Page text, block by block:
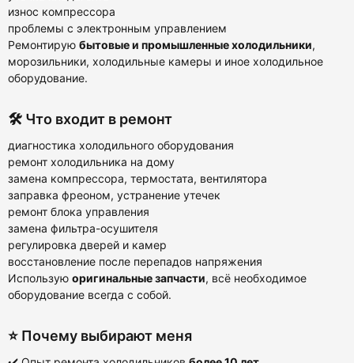
износ компрессора
проблемы с электронным управлением
Ремонтирую бытовые и промышленные холодильники,
морозильники, холодильные камеры и иное холодильное
оборудование.
🛠️ Что входит в ремонт
диагностика холодильного оборудования
ремонт холодильника на дому
замена компрессора, термостата, вентилятора
заправка фреоном, устранение утечек
ремонт блока управления
замена фильтра-осушителя
регулировка дверей и камер
восстановление после перепадов напряжения
Использую оригинальные запчасти, всё необходимое
оборудование всегда с собой.
⭐ Почему выбирают меня